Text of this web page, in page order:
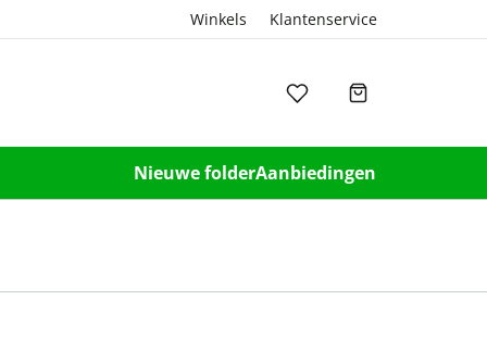
Winkels Klantenservice
Nieuwe folderAanbiedingen